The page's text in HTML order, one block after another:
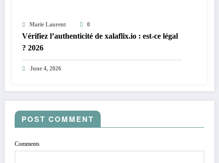
Marie Laurent 0
Vérifiez l’authenticité de xalaflix.io : est-ce légal
? 2026
June 4, 2026
POST COMMENT
Comments